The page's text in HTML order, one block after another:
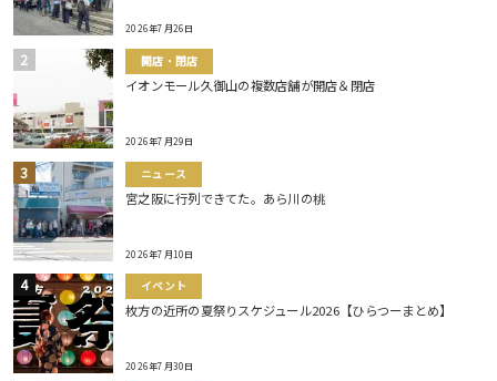
2026年7月26日
開店・閉店
イオンモール久御山の複数店舗が開店＆閉店
2026年7月29日
ニュース
宮之阪に行列できてた。あら川の桃
2026年7月10日
イベント
枚方の近所の夏祭りスケジュール2026【ひらつーまとめ】
2026年7月30日